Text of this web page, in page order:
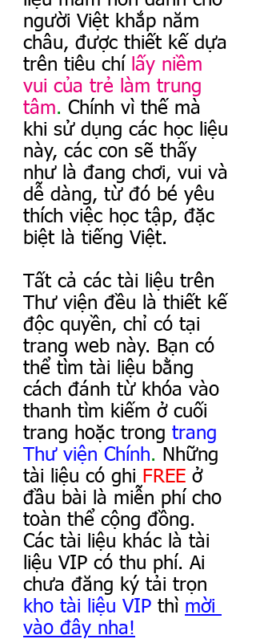
người Việt khắp năm
châu, được thiết kế dựa
trên tiêu chí lấy niềm
vui của trẻ làm trung
tâm. Chính vì thế mà
khi sử dụng các học liệu
này, các con sẽ thấy
như là đang chơi, vui và
dễ dàng, từ đó bé yêu
thích việc học tập, đặc
biệt là tiếng Việt.
Tất cả các tài liệu trên
Thư viện đều là thiết kế
độc quyền, chỉ có tại
trang web này. Bạn có
thể tìm tài liệu bằng
cách đánh từ khóa vào
thanh tìm kiếm ở cuối
trang hoặc trong trang
Thư viện Chính. Những
tài liệu có ghi FREE ở
đầu bài là miễn phí cho
toàn thể cộng đồng.
Các tài liệu khác là tài
liệu VIP có thu phí. Ai
chưa đăng ký tải trọn
kho tài liệu VIP thì mời
vào đây nha!